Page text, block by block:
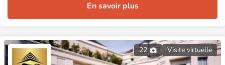
En savoir plus
22 Visite virtuelle